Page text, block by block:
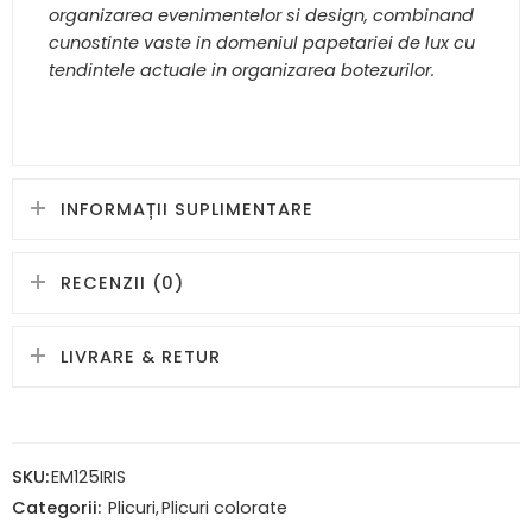
organizarea evenimentelor si design, combinand
cunostinte vaste in domeniul papetariei de lux cu
tendintele actuale in organizarea botezurilor.
INFORMAȚII SUPLIMENTARE
RECENZII (0)
LIVRARE & RETUR
SKU:EM125IRIS
Categorii: Plicuri,Plicuri colorate